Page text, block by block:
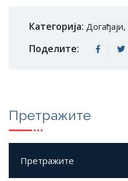
Категорија: Догађаји,
Поделите:
Претражите